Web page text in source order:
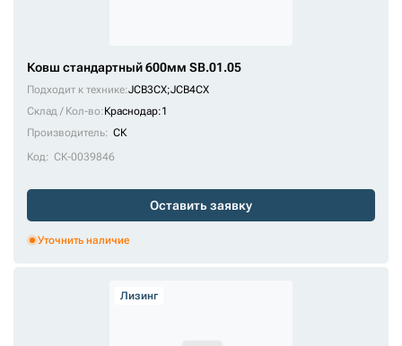
Ковш стандартный 600мм SB.01.05
Подходит к технике:JCB3CX;JCB4CX
Склад / Кол-во:Краснодар:1
Производитель: СК
Код: СК-0039846
Оставить заявку
Уточнить наличие
Лизинг